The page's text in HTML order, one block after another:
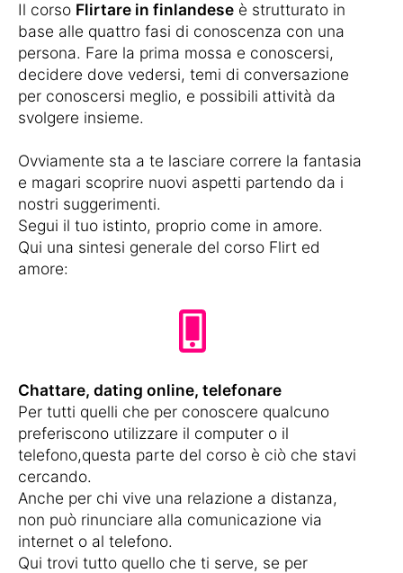
Il corso Flirtare in finlandese è strutturato in
base alle quattro fasi di conoscenza con una
persona. Fare la prima mossa e conoscersi,
decidere dove vedersi, temi di conversazione
per conoscersi meglio, e possibili attività da
svolgere insieme.
Ovviamente sta a te lasciare correre la fantasia
e magari scoprire nuovi aspetti partendo da i
nostri suggerimenti.
Segui il tuo istinto, proprio come in amore.
Qui una sintesi generale del corso Flirt ed
amore:
Chattare, dating online, telefonare
Per tutti quelli che per conoscere qualcuno
preferiscono utilizzare il computer o il
telefono,questa parte del corso è ciò che stavi
cercando.
Anche per chi vive una relazione a distanza,
non può rinunciare alla comunicazione via
internet o al telefono.
Qui trovi tutto quello che ti serve, se per